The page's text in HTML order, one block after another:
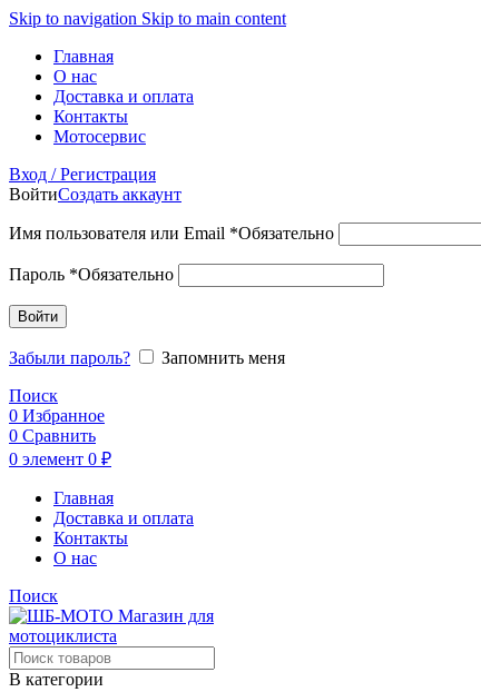
Skip to navigation Skip to main content
Главная
О нас
Доставка и оплата
Контакты
Мотосервис
Вход / Регистрация
ВойтиСоздать аккаунт
Имя пользователя или Email *Обязательно
Пароль *Обязательно
Войти
Забыли пароль?
Запомнить меня
Поиск
0 Избранное
0 Сравнить
0 элемент 0 ₽
Главная
Доставка и оплата
Контакты
О нас
Поиск
В категории